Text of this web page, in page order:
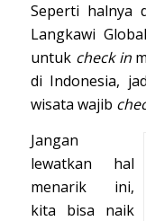
Seperti halnya
Langkawi
untuk check in
di Indonesia,
wisata wajib
Jangan
lewatkan hal
menarik ini,
kita bisa naik